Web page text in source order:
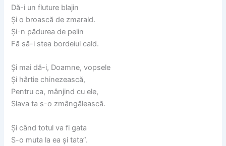
Dă-i un fluture blajin
Şi o broască de zmarald.
Şi-n pădurea de pelin
Fă să-i stea bordeiul cald.
Şi mai dă-i, Doamne, vopsele
Şi hârtie chinezească,
Pentru ca, mânjind cu ele,
Slava ta s-o zmângălească.
Şi când totul va fi gata
S-o muta la ea şi tata”.